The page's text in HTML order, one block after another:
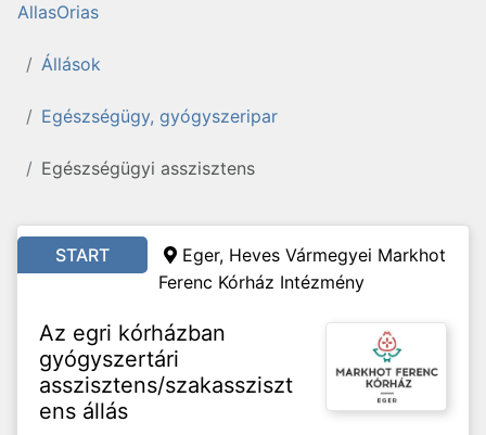
AllasOrias
Állások
Egészségügy, gyógyszeripar
Egészségügyi asszisztens
START
Eger, Heves Vármegyei Markhot
Ferenc Kórház Intézmény
Az egri kórházban
gyógyszertári
asszisztens/szakassziszt
ens állás